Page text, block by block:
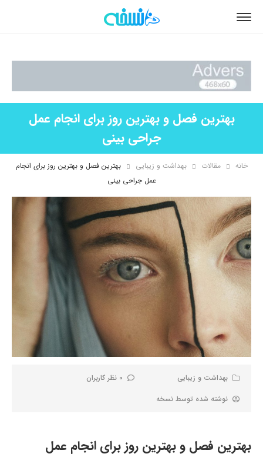
بهترین فصل و بهترین روز برای انجام عمل
جراحی بینی
خانه مقالات بهداشت و زیبایی
بهترین فصل و بهترین روز برای انجام
عمل جراحی بینی
بهداشت و زیبایی
0 نظر کاربران
نوشته شده توسط نسخه
بهترین فصل و بهترین روز برای انجام عمل